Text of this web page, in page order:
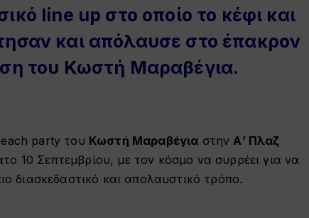
line up στο οποίο το κέφι και
και απόλαυσε στο έπακρον
του Κωστή Μαραβέγια.
party του Κωστή Μαραβέγια στηνΑ’ Πλαζ
10 Σεπτεμβρίου, με τον κόσμο να συρρέει για να
διασκεδαστικό και απολαυστικό τρόπο.